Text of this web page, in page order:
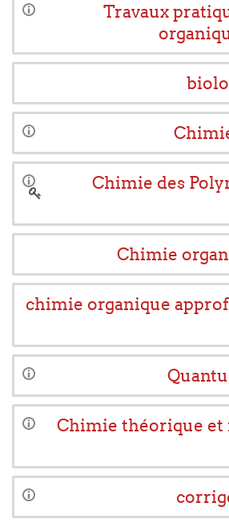
Travaux
Chimie des
Chimie
chimie organique
Chimie théorique